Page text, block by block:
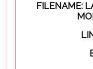
FILENAME: